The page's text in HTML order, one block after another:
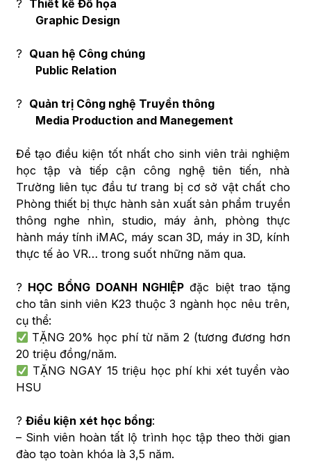
? Thiết kế Đồ họa
Graphic Design
? Quan hệ Công chúng
Public Relation
? Quản trị Công nghệ Truyền thông
Media Production and Manegement
Để tạo điều kiện tốt nhất cho sinh viên trải nghiệm
học tập và tiếp cận công nghệ tiên tiến, nhà
Trường liên tục đầu tư trang bị cơ sở vật chất cho
Phòng thiết bị thực hành sản xuất sản phẩm truyền
thông nghe nhìn, studio, máy ảnh, phòng thực
hành máy tính iMAC, máy scan 3D, máy in 3D, kính
thực tế ảo VR… trong suốt những năm qua.
? HỌC BỔNG DOANH NGHIỆP đặc biệt trao tặng
cho tân sinh viên K23 thuộc 3 ngành học nêu trên,
cụ thể:
TẶNG 20% học phí từ năm 2 (tương đương hơn
20 triệu đồng/năm.
TẶNG NGAY 15 triệu học phí khi xét tuyển vào
HSU
? Điều kiện xét học bổng:
– Sinh viên hoàn tất lộ trình học tập theo thời gian
đào tạo toàn khóa là 3,5 năm.